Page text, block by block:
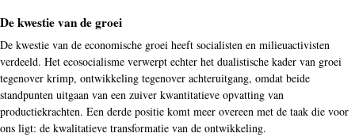
De kwestie van de groei
De kwestie van de economische groei heeft socialisten en milieuactivisten
verdeeld. Het ecosocialisme verwerpt echter het dualistische kader van groei
tegenover krimp, ontwikkeling tegenover achteruitgang, omdat beide
standpunten uitgaan van een zuiver kwantitatieve opvatting van
productiekrachten. Een derde positie komt meer overeen met de taak die voor
ons ligt: de kwalitatieve transformatie van de ontwikkeling.